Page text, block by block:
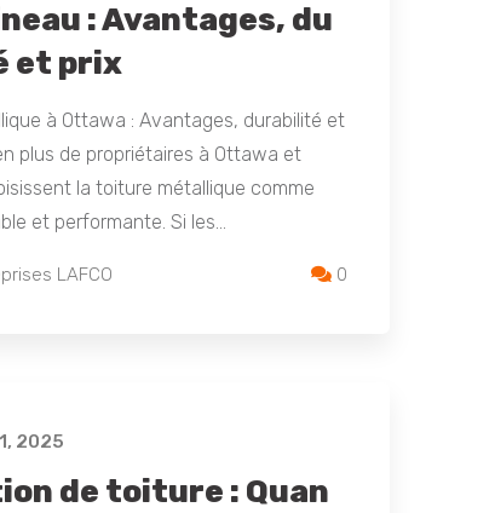
: Avantages, du
et prix
à Ottawa : Avantages, durabilité et
plus de propriétaires à Ottawa et
la toiture métallique comme
et performante. Si les…
LAFCO 0
2025
de toiture : Quan